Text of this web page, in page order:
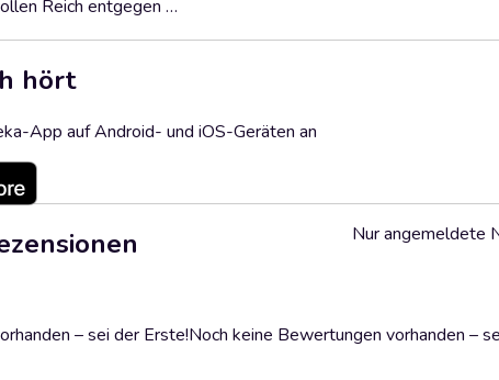
Reich entgegen …
hört
App auf Android- und iOS-Geräten an
– sei der Erste!Noch keine Bewertungen vorhanden –
Nur angemeldete